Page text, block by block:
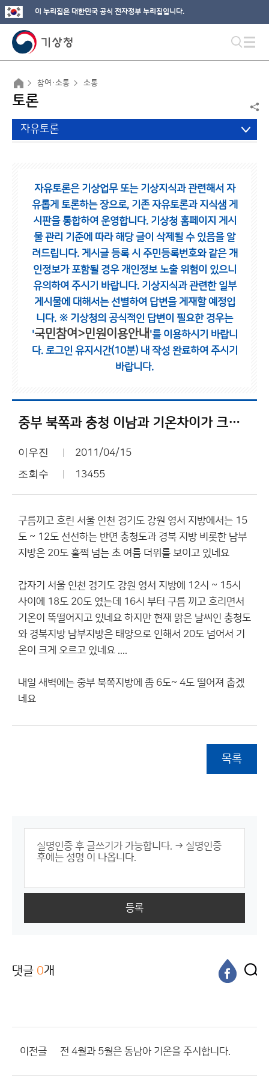
이 누리집은 대한민국 공식 전자정부 누리집입니다.
참여·소통 소통
토론
자유토론
자유토론은 기상업무 또는 기상지식과 관련해서 자
유롭게 토론하는 장으로, 기존 자유토론과 지식샘 게
시판을 통합하여 운영합니다. 기상청 홈페이지 게시
물 관리 기준에 따라 해당 글이 삭제될 수 있음을 알
려드립니다. 게시글 등록 시 주민등록번호와 같은 개
인정보가 포함될 경우 개인정보 노출 위험이 있으니
유의하여 주시기 바랍니다. 기상지식과 관련한 일부
게시물에 대해서는 선별하여 답변을 게재할 예정입
니다. ※ 기상청의 공식적인 답변이 필요한 경우는
'국민참여>민원이용안내 '를 이용하시기 바랍니
다. 로그인 유지시간(10분) 내 작성 완료하여 주시기
바랍니다.
중부 북쪽과 충청 이남과 기온차이가 크게벌어짐
이우진 2011/04/15
조회수 13455
구름끼고 흐린 서울 인천 경기도 강원 영서 지방에서는 15
도 ~ 12도 선선하는 반면 충청도과 경북 지방 비롯한 남부
지방은 20도 훌쩍 넘는 초 여름 더위를 보이고 있네요
갑자기 서울 인천 경기도 강원 영서 지방에 12시 ~ 15시
사이에 18도 20도 였는데 16시 부터 구름 끼고 흐리면서
기온이 뚝떨어지고 있네요 하지만 현재 맑은 날씨인 충청도
와 경북지방 남부지방은 태양으로 인해서 20도 넘어서 기
온이 크게 오르고 있네요 ....
내일 새벽에는 중부 북쪽지방에 좀 6도~ 4도 떨어져 춥겠
네요
목록
등록
댓글 0개
이전글 전 4월과 5월은 동남아 기온을 주시합니다.